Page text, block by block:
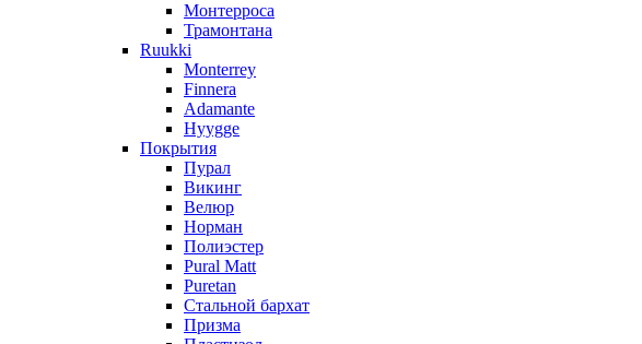
Монтерроса
Трамонтана
Ruukki
Monterrey
Finnera
Adamante
Hyygge
Покрытия
Пурал
Викинг
Велюр
Норман
Полиэстер
Pural Matt
Puretan
Стальной бархат
Призма